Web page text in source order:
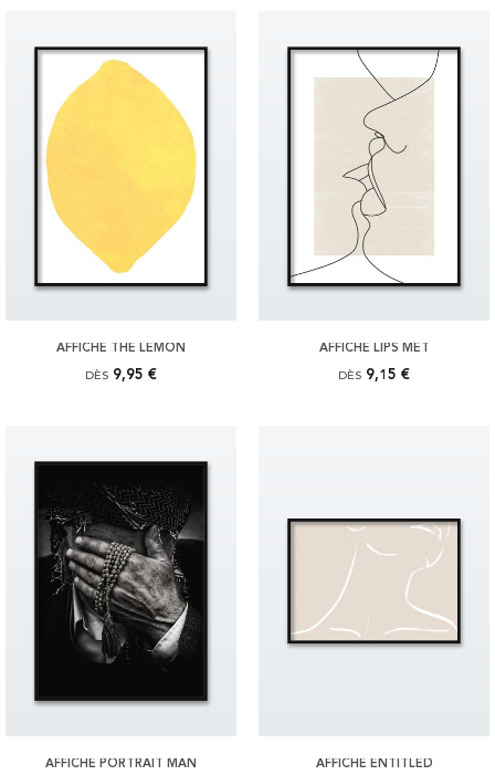
AFFICHE THE LEMON
DÈS 9,95 €
AFFICHE LIPS MET
DÈS 9,15 €
AFFICHE PORTRAIT MAN
AFFICHE ENTITLED